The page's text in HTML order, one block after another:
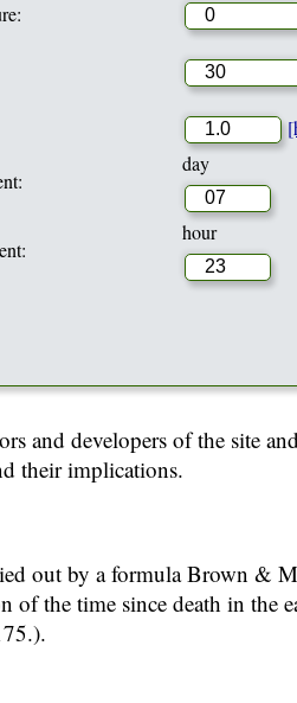
day
hour
and developers of the site
their implications.
out by a formula Brown &
of the time since death in the